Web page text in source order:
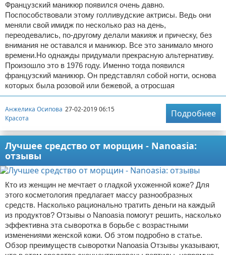
Французский маникюр появился очень давно.
Поспособствовали этому голливудские актрисы. Ведь они
меняли свой имидж по несколько раз на день,
переодевались, по-другому делали макияж и прическу, без
внимания не оставался и маникюр. Все это занимало много
времени.Но однажды придумали прекрасную альтернативу.
Произошло это в 1976 году. Именно тогда появился
французский маникюр. Он представлял собой ногти, основа
которых была розовой или бежевой, а отросшая
Анжелика Осипова 27-02-2019 06:15
Красота
Подробнее
Лучшее средство от морщин - Nanoasia:
отзывы
Кто из женщин не мечтает о гладкой ухоженной коже? Для
этого косметология предлагает массу разнообразных
средств. Насколько рационально тратить деньги на каждый
из продуктов? Отзывы о Nanoasia помогут решить, насколько
эффективна эта сыворотка в борьбе с возрастными
изменениями женской кожи. Об этом подробно в статье.
Обзор преимуществ сыворотки Nanoasia Отзывы указывают,